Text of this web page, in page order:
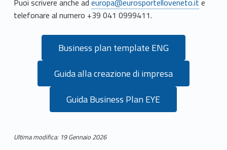
l
a
Puoi scrivere anche ad europa@eurosportelloveneto.it e
telefonare al numero +39 041 0999411.
Business plan template ENG
Guida alla creazione di impresa
Guida Business Plan EYE
Ultima modifica: 19 Gennaio 2026
Skip back to main navigation